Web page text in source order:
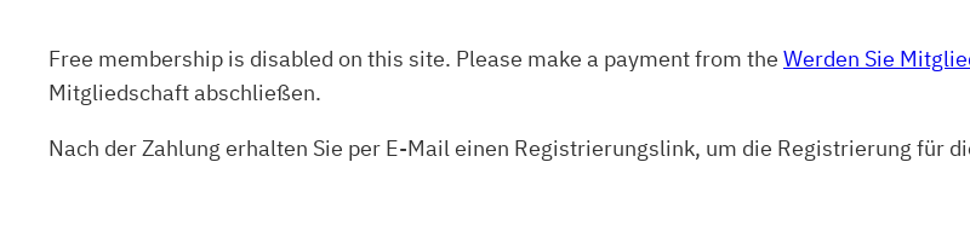
Free membership is disabled on this site. Please make a payment from the Werden Sie
Mitgliedschaft abschließen.
Nach der Zahlung erhalten Sie per E-Mail einen Registrierungslink, um die Registrierung für